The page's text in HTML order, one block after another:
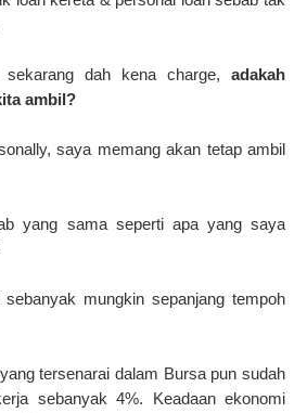
sekarang dah kena charge, adakah
ambil?
saya memang akan tetap ambil
yang sama seperti apa yang saya
mungkin sepanjang tempoh
tersenarai dalam Bursa pun sudah
sebanyak 4%. Keadaan ekonomi